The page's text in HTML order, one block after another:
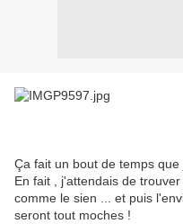
Ça fait un bout de temps
En fait , j'attendais de
comme le sien ... et puis
seront tout moches !